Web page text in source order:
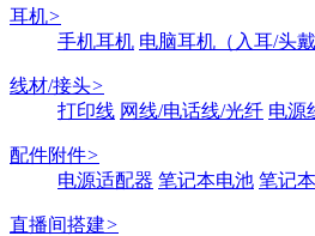
耳机>
手机耳机 电脑耳机（入耳/头戴
线材/接头>
打印线 网线/电话线/光纤 电源
配件附件>
电源适配器 笔记本电池 笔记
直播间搭建>